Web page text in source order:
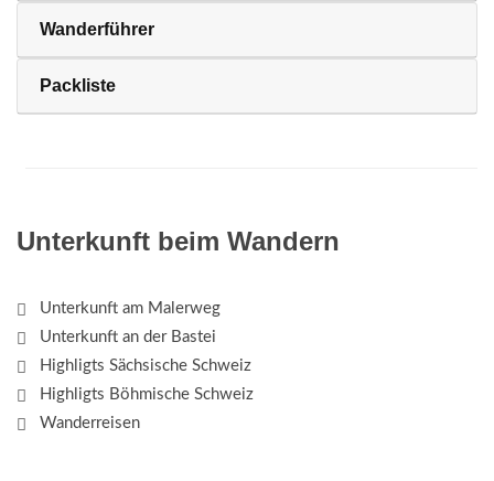
Wanderführer
Packliste
Unterkunft beim Wandern
Unterkunft am Malerweg
Unterkunft an der Bastei
Highligts Sächsische Schweiz
Highligts Böhmische Schweiz
Wanderreisen